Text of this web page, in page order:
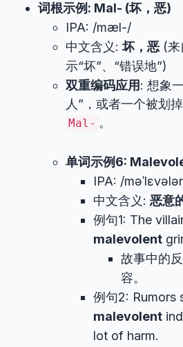
词根示例: Mal- (坏，恶)
IPA: /mæl-/
中文含义:坏，恶 (
示“坏”、“错误地”)
双重编码应用: 想象
人”，或者一个被划
Mal- 。
单词示例6:
IPA: /
中文含义: 恶意
例句1: The
malevolent
故事中的
容。
例句2: Rumors
malevolent
lot of harm.